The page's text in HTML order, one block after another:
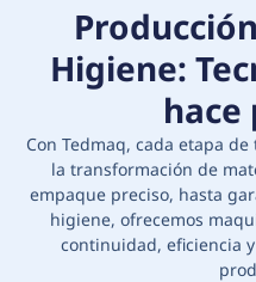
Higiene:
hace
Con Tedmaq, cada etapa
la transformación de
empaque preciso, hasta
higiene, ofrecemos
continuidad, eficiencia